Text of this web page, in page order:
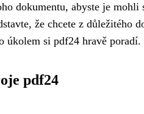
dokumentu, abyste je mohli
že chcete z důležitého
úkolem si pdf24 hravě poradí.
pdf24